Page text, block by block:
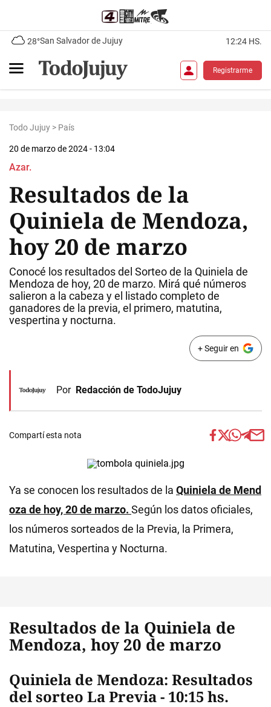
28°San Salvador de Jujuy 12:24 HS.
Registrarme
Todo Jujuy > País
20 de marzo de 2024 - 13:04
Azar.
Resultados de la
Quiniela de Mendoza,
hoy 20 de marzo
Conocé los resultados del Sorteo de la Quiniela de
Mendoza de hoy, 20 de marzo. Mirá qué números
salieron a la cabeza y el listado completo de
ganadores de la previa, el primero, matutina,
vespertina y nocturna.
+ Seguir en
Por Redacción de TodoJujuy
Compartí esta nota
Ya se conocen los resultados de la Quiniela de Mend
oza de hoy, 20de marzo. Según los datos oficiales,
los números sorteados de la Previa, la Primera,
Matutina, Vespertina y Nocturna.
Resultados de la Quiniela de
Mendoza, hoy 20 de marzo
Quiniela de Mendoza: Resultados
del sorteo La Previa - 10:15 hs.